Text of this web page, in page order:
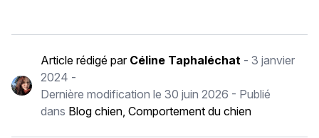
Article rédigé par Céline Taphaléchat- 3 janvier
2024 -
Dernière modification le 30 juin 2026 - Publié
dans Blog chien, Comportement du chien